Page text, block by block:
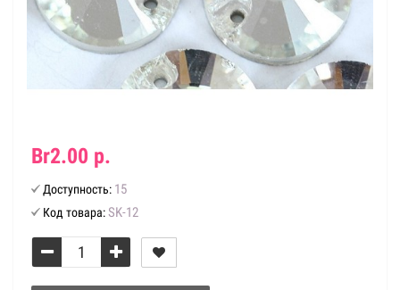
Br2.00 р.
Доступность: 15
Код товара:SK-12